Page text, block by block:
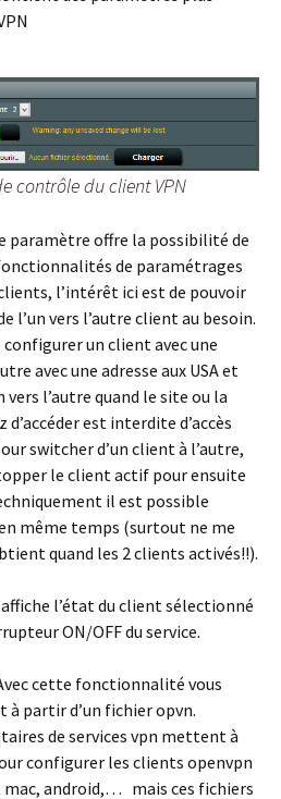
contrôle du client VPN
paramètre offre la possibilité de
de paramétrages
l’intérêt ici est de pouvoir
l’un vers l’autre client au besoin.
configurer un client avec une
avec une adresse aux USA et
l’autre quand le site ou la
est interdite d’accès
switcher d’un client à l’autre,
le client actif pour ensuite
il est possible
même temps (surtout ne me
quand les 2 clients activés!!).
l’état du client sélectionné
ON/OFF du service.
cette fonctionnalité vous
partir d’un fichier opvn.
de services vpn mettent à
configurer les clients openvpn
mac, android,… mais ces fichiers